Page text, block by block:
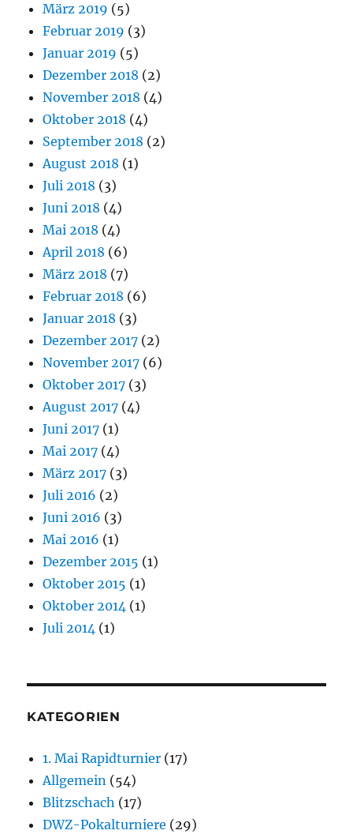
März 2019 (5)
Februar 2019 (3)
Januar 2019 (5)
Dezember 2018 (2)
November 2018 (4)
Oktober 2018 (4)
September 2018 (2)
August 2018 (1)
Juli 2018 (3)
Juni 2018 (4)
Mai 2018 (4)
April 2018 (6)
März 2018 (7)
Februar 2018 (6)
Januar 2018 (3)
Dezember 2017 (2)
November 2017 (6)
Oktober 2017 (3)
August 2017 (4)
Juni 2017 (1)
Mai 2017 (4)
März 2017 (3)
Juli 2016 (2)
Juni 2016 (3)
Mai 2016 (1)
Dezember 2015 (1)
Oktober 2015 (1)
Oktober 2014 (1)
Juli 2014 (1)
KATEGORIEN
1. Mai Rapidturnier (17)
Allgemein (54)
Blitzschach (17)
DWZ-Pokalturniere (29)